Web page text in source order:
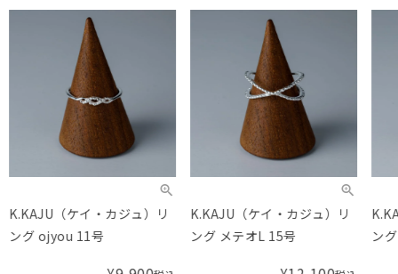
K.KAJU（ケイ・カジュ）リ
ング ojyou 11号
K.KAJU（ケイ・カジュ）リ
ング メテオL 15号
ン